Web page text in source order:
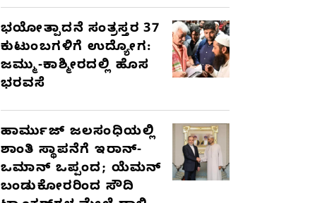
ಭಯೋತ್ಪಾದನೆ ಸಂತ್ರಸ್ತರ 37
ಕುಟುಂಬಗಳಿಗೆ ಉದ್ಯೋಗ:
ಜಮ್ಮು-ಕಾಶ್ಮೀರದಲ್ಲಿ ಹೊಸ
ಭರವಸೆ
ಹಾರ್ಮುಜ್ ಜಲಸಂಧಿಯಲ್ಲಿ
ಶಾಂತಿ ಸ್ಥಾಪನೆಗೆ ಇರಾನ್-
ಒಮಾನ್ ಒಪ್ಪಂದ; ಯೆಮನ್
ಬಂಡುಕೋರರಿಂದ ಸೌದಿ